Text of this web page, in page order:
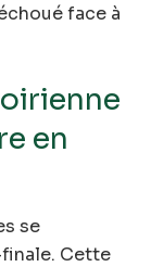
face à
en
se
Cette